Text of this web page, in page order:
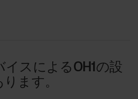
スによるOH1の設
ます。